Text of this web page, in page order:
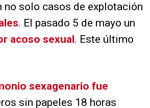
no solo casos de explotación
. El pasado 5 de mayo un
acoso sexual . Este último
sexagenario fue
sin papeles 18 horas